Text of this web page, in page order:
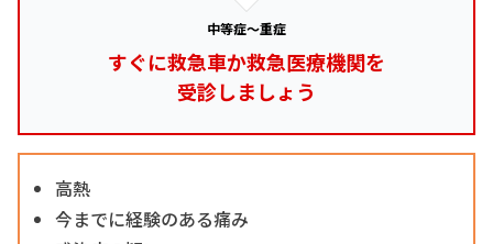
中等症～重症
すぐに救急車か救急医療機関を
受診しましょう
高熱
今までに経験のある痛み